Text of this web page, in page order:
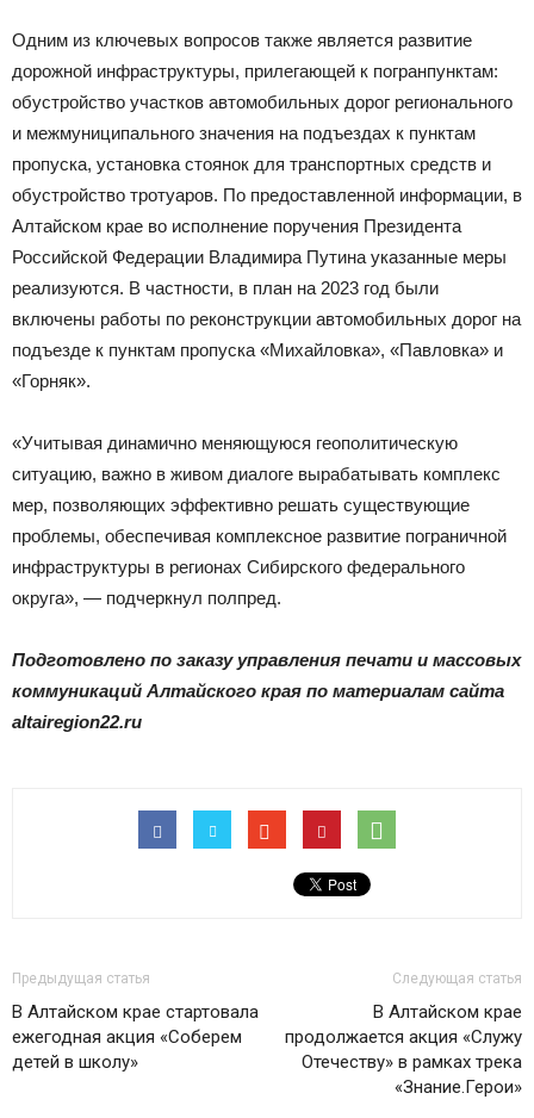
Одним из ключевых вопросов также является развитие
дорожной инфраструктуры, прилегающей к погранпунктам:
обустройство участков автомобильных дорог регионального
и межмуниципального значения на подъездах к пунктам
пропуска, установка стоянок для транспортных средств и
обустройство тротуаров. По предоставленной информации, в
Алтайском крае во исполнение поручения Президента
Российской Федерации Владимира Путина указанные меры
реализуются. В частности, в план на 2023 год были
включены работы по реконструкции автомобильных дорог на
подъезде к пунктам пропуска «Михайловка», «Павловка» и
«Горняк».
«Учитывая динамично меняющуюся геополитическую
ситуацию, важно в живом диалоге вырабатывать комплекс
мер, позволяющих эффективно решать существующие
проблемы, обеспечивая комплексное развитие пограничной
инфраструктуры в регионах Сибирского федерального
округа», — подчеркнул полпред.
Подготовлено по заказу управления печати и массовых
коммуникаций Алтайского края по материалам сайта
altairegion22.ru
Предыдущая статья
В Алтайском крае стартовала
ежегодная акция «Соберем
детей в школу»
Следующая статья
В Алтайском крае
продолжается акция «Служу
Отечеству» в рамках трека
«Знание.Герои»